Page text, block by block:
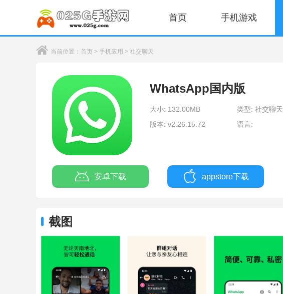
首页 手机游戏
当前位置： 首页 > 手机应用 > 社交聊天
WhatsApp国内版
大小: 132.00MB 类型: 社交聊天
版本: v2.26.15.72
语言:
安卓下载 appstore下载
截图